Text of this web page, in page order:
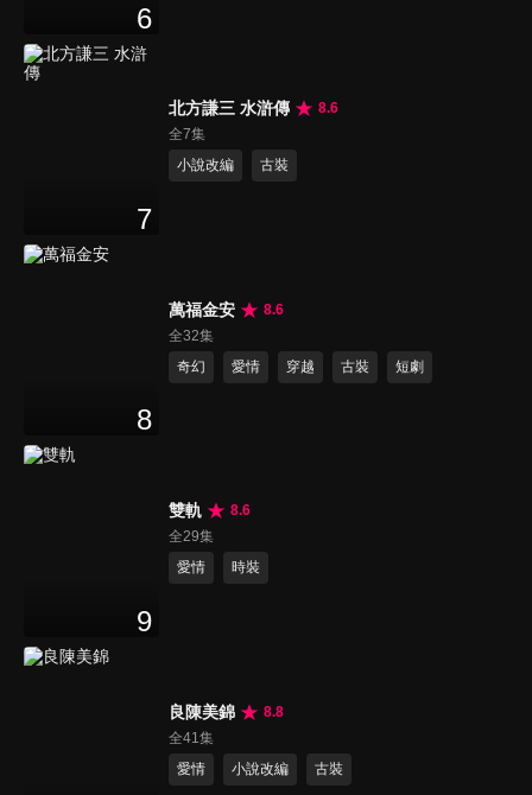
6
7
北方謙三 水滸傳
8.6
全7集
小說改編
古裝
8
萬福金安
8.6
全32集
奇幻
愛情 穿越 古裝 短劇
9
雙軌
8.6
全29集
愛情
時裝
良陳美錦
8.8
全41集
愛情
小說改編 古裝